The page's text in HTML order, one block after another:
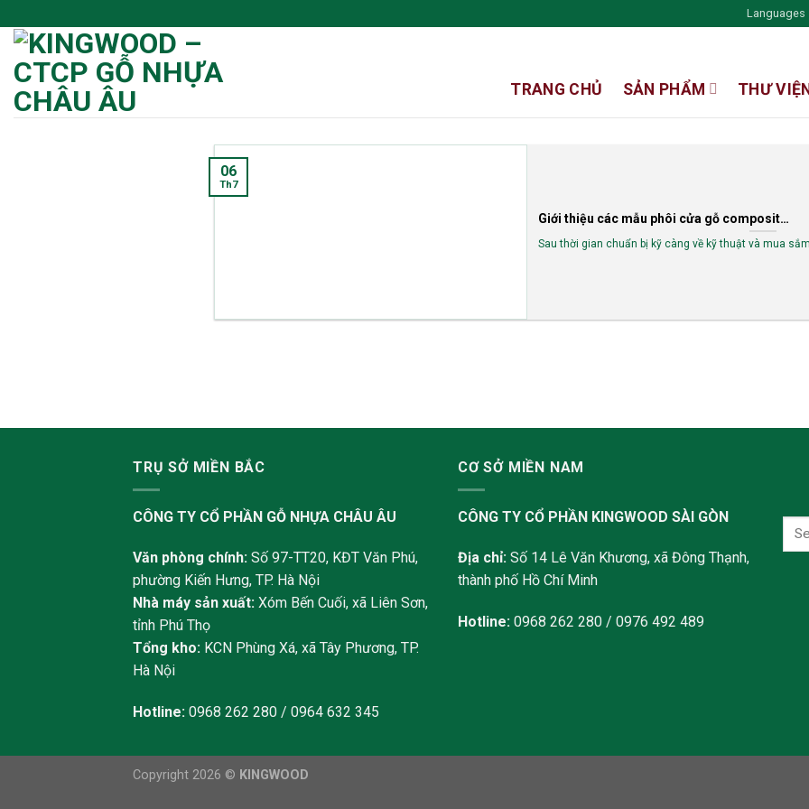
to
content
Languages
TRANG CHỦ SẢN PHẨM THƯ
Giới thiệu các mẫu phôi cửa gỗ composite soi huỳnh Kingwood
Sau thời gian chuẩn bị kỹ càng về kỹ thuật và mua
06
Th7
TRỤ SỞ MIỀN BẮC
CÔNG TY CỔ PHẦN GỖ NHỰA CHÂU ÂU
Văn phòng chính: Số 97-TT20, KĐT Văn Phú,
phường Kiến Hưng, TP. Hà Nội
Nhà máy sản xuất: Xóm Bến Cuối, xã Liên Sơn,
tỉnh Phú Thọ
Tổng kho: KCN Phùng Xá, xã Tây Phương, TP.
Hà Nội
Hotline: 0968 262 280 / 0964 632 345
CƠ SỞ MIỀN NAM
CÔNG TY CỔ PHẦN KINGWOOD SÀI GÒN
Địa chỉ:Số 14 Lê Văn Khương, xã Đông Thạnh,
thành phố Hồ Chí Minh
Hotline:0968 262 280 / 0976 492 489
Copyright 2026 © KINGWOOD